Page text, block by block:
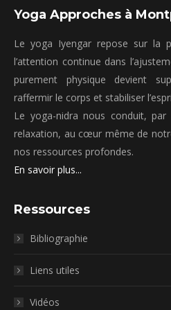
Yoga Approches à
Le yoga Iyengar repose sur la
l’attention continue dans
purement physique devient
raffermir le corps et stabiliser
Le yoga-nidra nous conduit,
relaxation, au cœur même de
nos ressources profondes.
En savoir plus...
Ressources
Bibliographie
Liens utiles
Vidéos